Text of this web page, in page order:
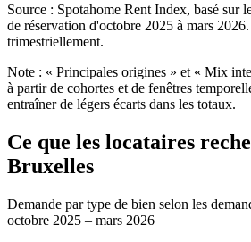
Source : Spotahome Rent Index, basé sur
de réservation d'octobre 2025 à mars
trimestriellement.
Note : « Principales origines » et « Mix
à partir de cohortes et de fenêtres
entraîner de légers écarts dans les totaux.
Ce que les locataires
Bruxelles
Demande par type de bien selon les
octobre 2025 – mars 2026